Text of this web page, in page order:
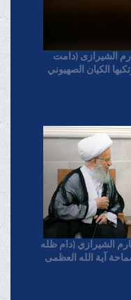
الشیرازی (دامت
الکيان الصهیوني
الشیرازي (دام ظله
آیة الله العظمی